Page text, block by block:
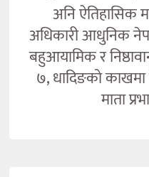
अनि ऐतिहासिक
अधिकारी आधुनिक
बहुआयामिक र
७, धादिङको काखमा
माता